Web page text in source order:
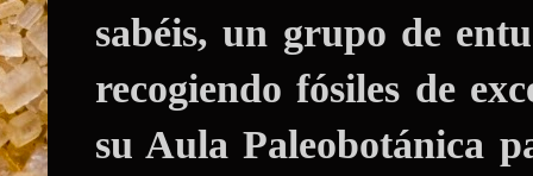
sabéis, un grupo de
recogiendo fósiles de
su Aula Paleobotánica